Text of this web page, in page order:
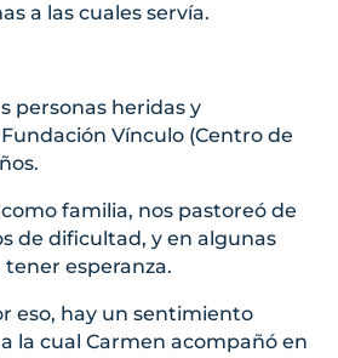
a las cuales servía.
personas heridas y
Vínculo (Centro de
familia, nos pastoreó de
de dificultad, y en algunas
esperanza.
eso, hay un sentimiento
la cual Carmen acompañó en